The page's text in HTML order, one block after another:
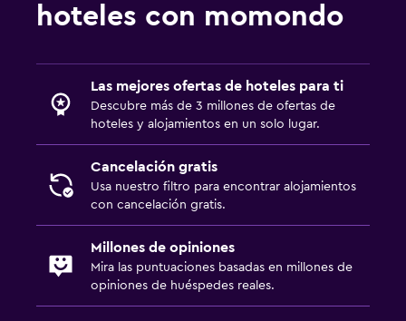
Adaptador
Papeleras
Acondicionador
Cocina
Copas
Tetera eléctrica
Cocina
hoteles con momondo
Las mejores ofertas de hoteles para ti
Descubre más de 3 millones de ofertas de
hoteles y alojamientos en un solo lugar.
Cancelación gratis
Usa nuestro filtro para encontrar alojamientos
con cancelación gratis.
Millones de opiniones
Mira las puntuaciones basadas en millones de
opiniones de huéspedes reales.